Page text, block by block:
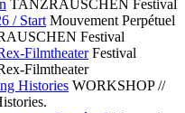
TANZRAUSCHEN Festival
/ Start Mouvement Perpétuel
Festival
Filmtheater Festival
Filmtheater
Histories WORKSHOP //